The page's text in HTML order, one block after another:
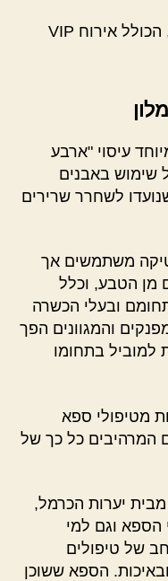
מלון בראשית מציע שירות מפנק, הכולל אירוח VIP
עיסוי "ארבע
שימוש באבנים
לשחרר שרירים
משתמשים אך
מן הטבע, וכלל
ובעלי הכשרה
והמגוונים הפך
למוביל בתחומו
מטיפולי ספא
המרהיבים כל כך של
יערות הכרמל,
הספא וגם למי
של טיפולים
הספא ששוכן